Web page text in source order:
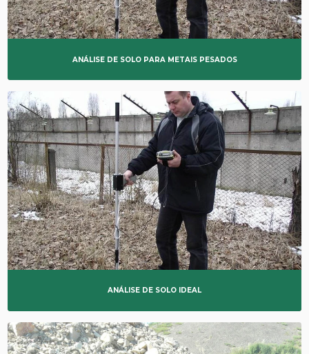
ANÁLISE DE SOLO PARA METAIS PESADOS
ANÁLISE DE SOLO IDEAL